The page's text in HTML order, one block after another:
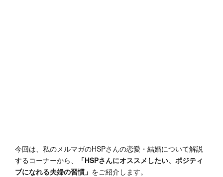
今回は、私のメルマガのHSPさんの恋愛・結婚について解説
するコーナーから、
「HSPさんにオススメしたい、ポジティ
ブになれる夫婦の習慣」 をご紹介します。